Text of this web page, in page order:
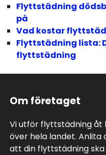
Flyttstädning
på
Vad kostar
Flyttstädning lista:
flyttstädning
Om företaget
Vi utför flyttstädning åt
över hela landet. Anlita
att din flyttstädning